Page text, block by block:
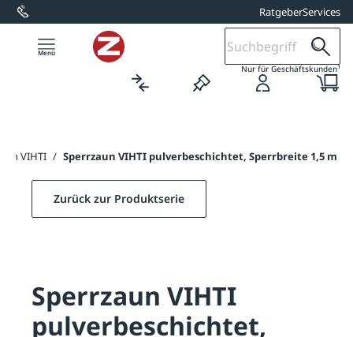
springen RatgeberServices
Nur für Geschäftskunden1
VIHTI / Sperrzaun VIHTI pulverbeschichtet, Sperrbreite 1,5 m
Zurück zur Produktserie
Sperrzaun VIHTI
pulverbeschichtet,